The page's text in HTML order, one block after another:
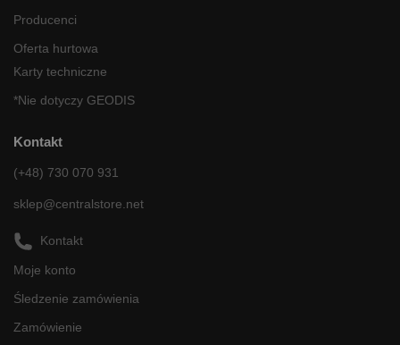
Producenci
Oferta hurtowa
Karty techniczne
*Nie dotyczy GEODIS
Kontakt
(+48) 730 070 931
sklep@centralstore.net
Kontakt
Moje konto
Śledzenie zamówienia
Zamówienie